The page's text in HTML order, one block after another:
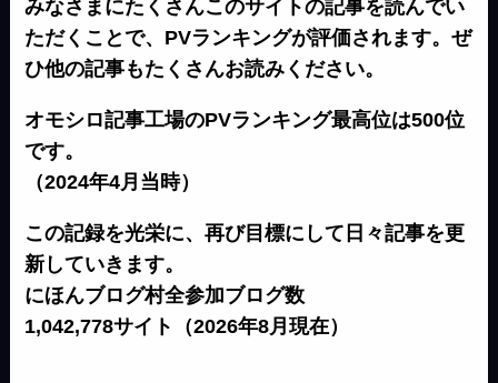
みなさまにたくさんこのサイトの記事を読んでい
ただくことで、PVランキングが評価されます。ぜ
ひ他の記事もたくさんお読みください。
オモシロ記事工場のPVランキング最高位は500位
です。
（2024年4月当時）
この記録を光栄に、再び目標にして日々記事を更
新していきます。
にほんブログ村全参加ブログ数
1,042,778サイト（2026年8月現在）